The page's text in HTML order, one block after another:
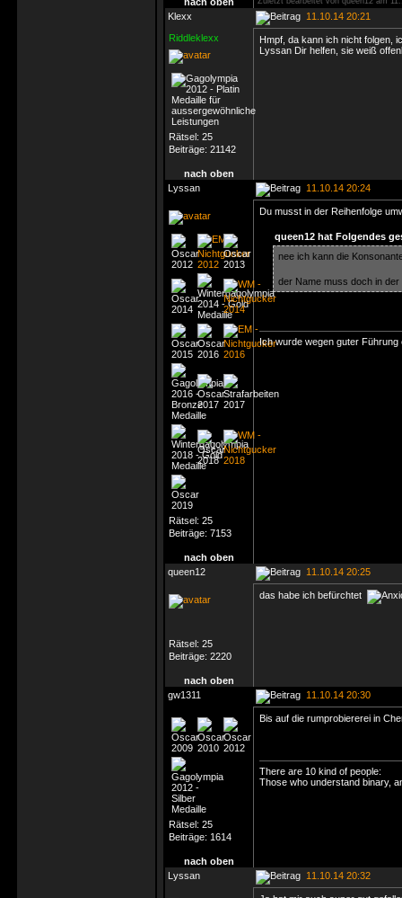
Klexx
11.10.14 20:21
Riddleklexx
Rätsel: 25
Beiträge: 21142
Hmpf, da kann ich nicht folgen,
Lyssan Dir helfen, sie weiß
nach oben
Lyssan
11.10.14 20:24
Rätsel: 25
Beiträge: 7153
Du musst in der Reihenfolge
queen12 hat Folgendes
nee ich kann die
der Name muss doch in der
Ich wurde wegen guter
nach oben
queen12
11.10.14 20:25
Rätsel: 25
Beiträge: 2220
das habe ich befürchtet
nach oben
gw1311
11.10.14 20:30
Rätsel: 25
Beiträge: 1614
Bis auf die rumprobiererei in
There are 10 kind of people:
Those who understand binary,
nach oben
Lyssan
11.10.14 20:32